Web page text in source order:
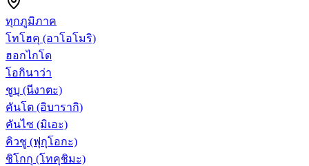
ทุกภูมิภาค
โทโฮคุ (อาโอโมริ)
ฮอกไกโด
โอกินาว่า
ชูบุ (นีงาตะ)
คันโต (อิบารากิ)
คันไซ (มิเอะ)
คิวชู (ฟุกุโอกะ)
ชิโกกุ (โทคุชิมะ)